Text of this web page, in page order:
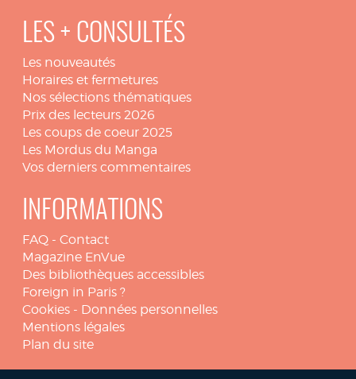
LES + CONSULTÉS
Les nouveautés
Horaires et fermetures
Nos sélections thématiques
Prix des lecteurs 2026
Les coups de coeur 2025
Les Mordus du Manga
Vos derniers commentaires
INFORMATIONS
FAQ - Contact
Magazine EnVue
Des bibliothèques accessibles
Foreign in Paris ?
Cookies - Données personnelles
Mentions légales
Plan du site